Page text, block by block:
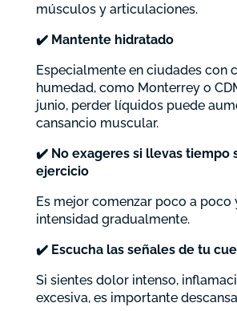
músculos y articulaciones.
✔️Mantente hidratado
Especialmente en ciudades con
humedad, como Monterrey o
junio, perder líquidos puede
cansancio muscular.
✔️No exageres si llevas tiempo
ejercicio
Es mejor comenzar poco a poco
intensidad gradualmente.
✔️Escucha las señales de tu
Si sientes dolor intenso,
excesiva, es importante